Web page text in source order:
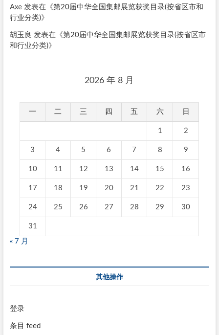
Axe发表在《第20届中华全国集邮展览获奖目录(按省区市和
行业分类)》
胡玉良 发表在《第20届中华全国集邮展览获奖目录(按省区市
和行业分类)》
2026 年 8 月
一 二 三 四 五 六 日
1 2
3 4 5 6 7 8 9
10 11 12 13 14 15 16
17 18 19 20 21 22 23
24 25 26 27 28 29 30
31
« 7 月
其他操作
登录
条目 feed